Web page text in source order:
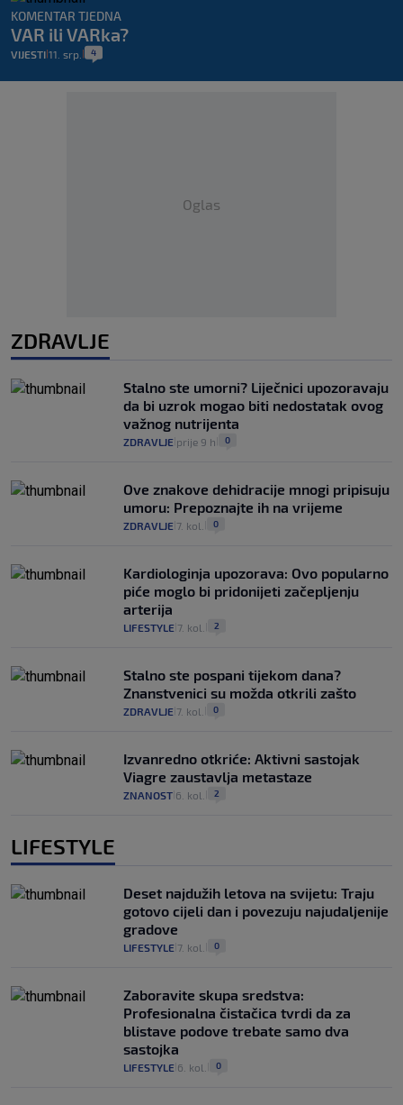
KOMENTAR TJEDNA
VAR ili VARka?
VIJESTI 11. srp. 4
Oglas
ZDRAVLJE
Stalno ste umorni? Liječnici upozoravaju
da bi uzrok mogao biti nedostatak ovog
važnog nutrijenta
ZDRAVLJE prije 9 h 0
Ove znakove dehidracije mnogi pripisuju
umoru: Prepoznajte ih na vrijeme
ZDRAVLJE 7. kol. 0
Kardiologinja upozorava: Ovo popularno
piće moglo bi pridonijeti začepljenju
arterija
LIFESTYLE 7. kol. 2
Stalno ste pospani tijekom dana?
Znanstvenici su možda otkrili zašto
ZDRAVLJE 7. kol. 0
Izvanredno otkriće: Aktivni sastojak
Viagre zaustavlja metastaze
ZNANOST 6. kol. 2
LIFESTYLE
Deset najdužih letova na svijetu: Traju
gotovo cijeli dan i povezuju najudaljenije
gradove
LIFESTYLE 7. kol. 0
Zaboravite skupa sredstva:
Profesionalna čistačica tvrdi da za
blistave podove trebate samo dva
sastojka
LIFESTYLE 6. kol. 0